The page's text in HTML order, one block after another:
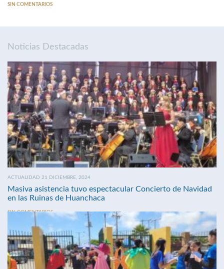
SIN COMENTARIOS
Noticias Destacadas
ACTUALIDAD 21 DICIEMBRE, 2024
Masiva asistencia tuvo espectacular Concierto de Navidad
en las Ruinas de Huanchaca
SIN COMENTARIOS